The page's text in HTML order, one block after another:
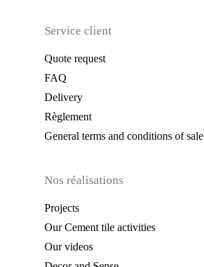
Service client
Quote request
FAQ
Delivery
Règlement
General terms and conditions of sale
Nos réalisations
Projects
Our Cement tile activities
Our videos